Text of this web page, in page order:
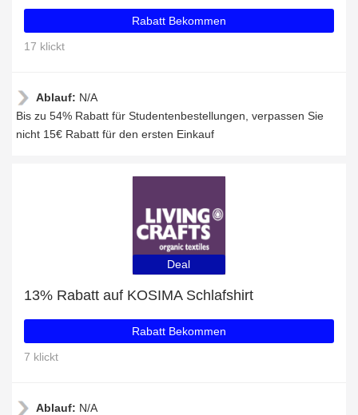
Rabatt Bekommen
17 klickt
Ablauf: N/A
Bis zu 54% Rabatt für Studentenbestellungen, verpassen Sie
nicht 15€ Rabatt für den ersten Einkauf
Deal
13% Rabatt auf KOSIMA Schlafshirt
Rabatt Bekommen
7 klickt
Ablauf: N/A